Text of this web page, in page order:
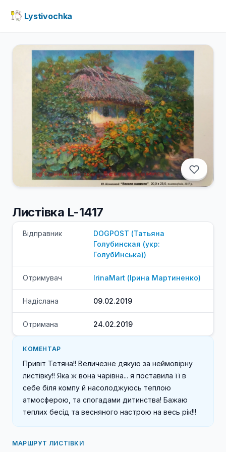
Lystivochka
Листівка L-1417
Відправник DOGPOST (Татьяна
Голубинская (укр:
ГолубИнська))
Отримувач IrinaMart (Ірина Мартиненко)
Надіслана 09.02.2019
Отримана 24.02.2019
КОМЕНТАР
Привіт Тетяна!! Величезне дякую за неймовірну
листівку!! Яка ж вона чарівна... я поставила її в
себе біля компу й насолоджуюсь теплою
атмосферою, та спогадами дитинства! Бажаю
теплих бесід та весняного настрою на весь рік!!!
МАРШРУТ ЛИСТІВКИ